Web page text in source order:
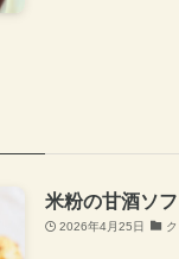
米粉の甘酒ソ
2026年4月25日